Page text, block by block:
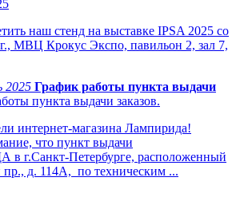
наш стенд на выставке IPSA 2025 со
МВЦ Крокус Экспо, павильон 2, зал 7,
2025 График работы пункта выдачи
интернет-магазина Лампирида!
что пункт выдачи
г.Санкт-Петербурге, расположенный
пр., д. 114А, по техническим ...